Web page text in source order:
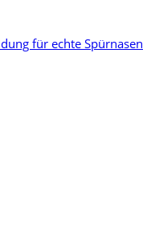
für echte Spürnasen